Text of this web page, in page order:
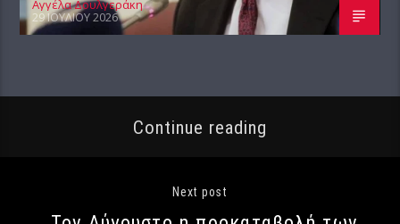
Αγγέλα Δουλγεράκη
29 ΙΟΥΛΊΟΥ 2026
Continue reading
Next post